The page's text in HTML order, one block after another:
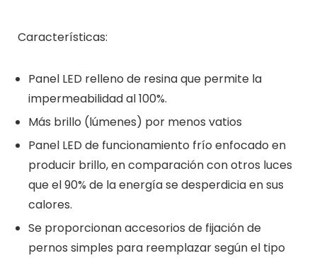
Características:
Panel LED relleno de resina que permite la
impermeabilidad al 100%.
Más brillo (lúmenes) por menos vatios
Panel LED de funcionamiento frío enfocado en
producir brillo, en comparación con otros luces
que el 90% de la energía se desperdicia en sus
calores.
Se proporcionan accesorios de fijación de
pernos simples para reemplazar según el tipo